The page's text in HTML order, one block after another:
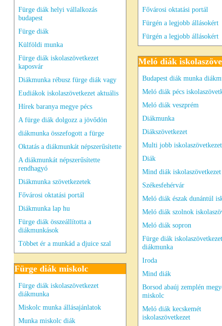
Fürge diák helyi vállalkozás
budapest
Fürge diák
Külföldi munka
Fürge diák iskolaszövetkezet
kaposvár
Diákmunka rébusz fürge diák vagy
Eudiákok iskolaszövetkezet aktuális
Hírek baranya megye pécs
A fürge diák dolgozz a jövődön
diákmunka összefogott a fürge
Oktatás a diákmunkát népszerűsítette
A diákmunkát népszerűsítette
rendhagyó
Diákmunka szövetkezetek
Fővárosi oktatási portál
Diákmunka lap hu
Fürge diák összeállította a
diákmunkások
Többet ér a munkád a djuice szal
Fürge diák miskolc
Fürge diák iskolaszövetkezet
diákmunka
Miskolc munka állásajánlatok
Munka miskolc diák
Fővárosi oktatási portál
Fürgén a legjobb állásokért
Fürgén a legjobb állásokért
Meló diák
Budapest diák munka
Meló diák pécs
Meló diák veszprém
Diákmunka
Diákszövetkezet
Multi jobb iskolaszövetkezet
Diák
Mind diák iskolaszövetkezet
Székesfehérvár
Meló diák észak dunántúl
Meló diák szolnok
Meló diák sopron
Fürge diák iskolaszövetkezet
diákmunka
Iroda
Mind diák
Borsod abaúj zemplén
miskolc
Meló diák kecskemét
iskolaszövetkezet